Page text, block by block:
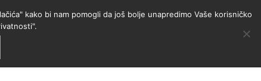
kako bi nam pomogli da još bolje unapredimo Vaše korisničko